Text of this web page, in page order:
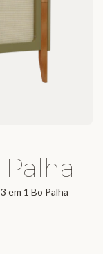
em 1 Bo Palha